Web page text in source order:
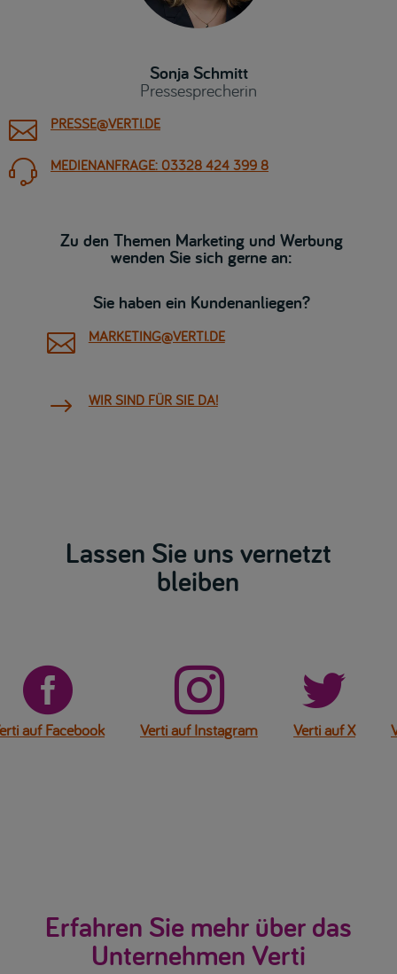
Sonja Schmitt
Pressesprecherin
 PRESSE@VERTI.DE
 MEDIENANFRAGE: 03328 424 399 8
Zu den Themen Marketing und Werbung
wenden Sie sich gerne an:
Sie haben ein Kundenanliegen?
 MARKETING@VERTI.DE
$ WIR SIND FÜR SIE DA!
Lassen Sie uns vernetzt
bleiben

auf Facebook

Verti auf Instagram

Verti auf X
Erfahren Sie mehr über das
Unternehmen Verti